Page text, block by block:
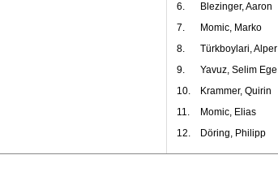
6.
Blezinger, Aaron
7.
Momic, Marko
8.
Türkboylari, Alper
9.
Yavuz, Selim Ege
10.
Krammer, Quirin
11.
Momic, Elias
12.
Döring, Philipp